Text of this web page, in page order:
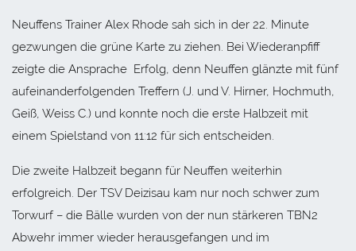
Neuffens Trainer Alex Rhode sah sich in der 22. Minute
gezwungen die grüne Karte zu ziehen. Bei Wiederanpfiff
zeigte die Ansprache Erfolg, denn Neuffen glänzte mit fünf
aufeinanderfolgenden Treffern (J. und V. Hirner, Hochmuth,
Geiß, Weiss C.) und konnte noch die erste Halbzeit mit
einem Spielstand von 11:12 für sich entscheiden.
Die zweite Halbzeit begann für Neuffen weiterhin
erfolgreich. Der TSV Deizisau kam nur noch schwer zum
Torwurf – die Bälle wurden von der nun stärkeren TBN2
Abwehr immer wieder herausgefangen und im